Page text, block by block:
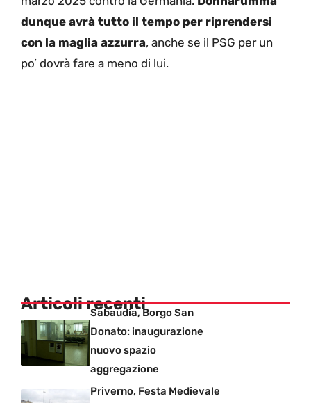
dunque avrà tutto il tempo per riprendersi
con la maglia azzurra, anche se il PSG per un
po’ dovrà fare a meno di lui.
Articoli recenti
Sabaudia, Borgo San
Donato: inaugurazione
nuovo spazio
aggregazione
Priverno, Festa Medievale